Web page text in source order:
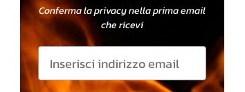
Conferma la privacy nella prima email
che ricevi